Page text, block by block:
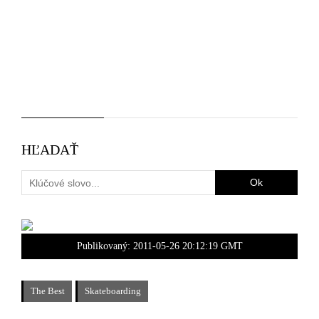
HĽADAŤ
Publikovaný: 2011-05-26 20:12:19 GMT
The Best Skateboarding